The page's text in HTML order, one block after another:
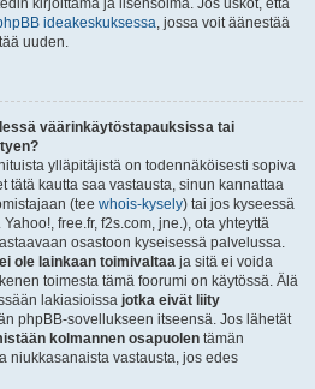
kirjoittama ja lisensoima. Jos uskot, että
ideakeskuksessa, jossa voit äänestää
uuden.
väärinkäytöstapauksissa tai
ylläpitäjistä on todennäköisesti sopiva
tätä kautta saa vastausta, sinun kannattaa
(tee whois-kysely) tai jos kyseessä
free.fr, f2s.com, jne.), ota yhteyttä
osastoon kyseisessä palvelussa.
ei ole lainkaan toimivaltaa ja sitä ei voida
toimesta tämä foorumi on käytössä. Älä
lakiasioissa jotka eivät liity
phpBB-sovellukseen itseensä. Jos lähetät
kolmannen osapuolen tämän
niukkasanaista vastausta, jos edes